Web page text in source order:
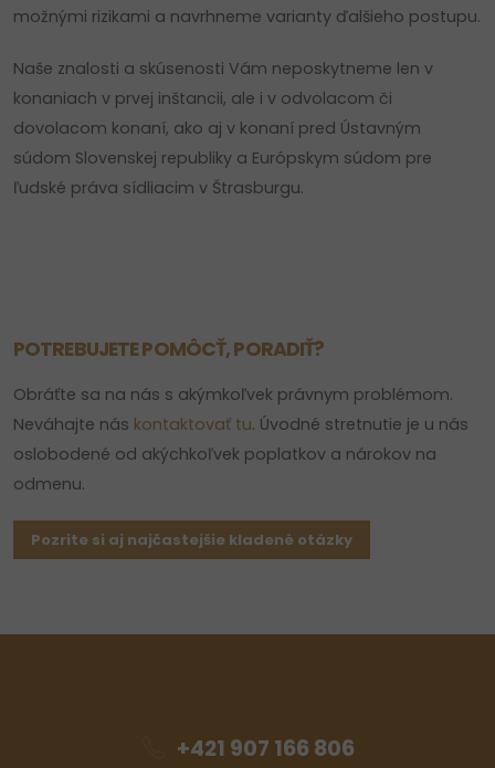
možnými rizikami a navrhneme varianty ďalšieho postupu.
Naše znalosti a skúsenosti Vám neposkytneme len v
konaniach v prvej inštancii, ale i v odvolacom či
dovolacom konaní, ako aj v konaní pred Ústavným
súdom Slovenskej republiky a Európskym súdom pre
ľudské práva sídliacim v Štrasburgu.
POTREBUJETE POMÔCŤ, PORADIŤ?
Obráťte sa na nás s akýmkoľvek právnym problémom.
Neváhajte nás kontaktovať tu. Úvodné stretnutie je u nás
oslobodené od akýchkoľvek poplatkov a nárokov na
odmenu.
Pozrite si aj najčastejšie kladené otázky
+421 907 166 806